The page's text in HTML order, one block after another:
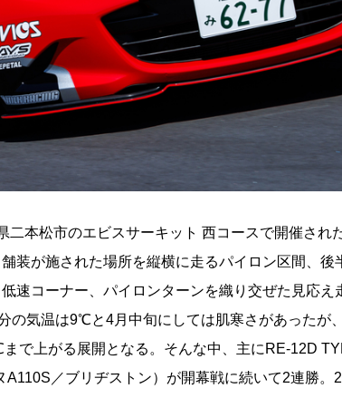
二本松市のエビスサーキット 西コースで開催され
装が施された場所を縦横に走るパイロン区間、後
速コーナー、パイロンターンを織り交ぜた見応え
の気温は9℃と4月中旬にしては肌寒さがあったが
上がる展開となる。そんな中、主にRE-12D
／ブリヂストン）が開幕戦に続いて2連勝。